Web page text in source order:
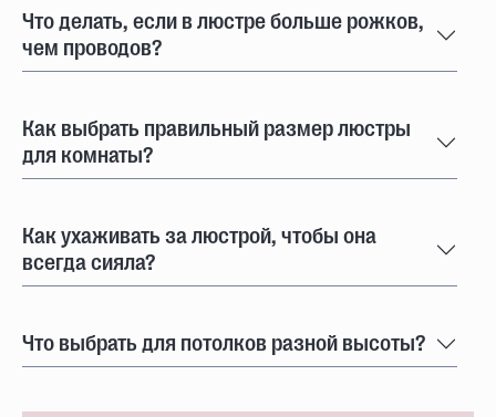
Что делать, если в люстре больше рожков,
чем проводов?
Как выбрать правильный размер люстры
для комнаты?
Как ухаживать за люстрой, чтобы она
всегда сияла?
Что выбрать для потолков разной высоты?